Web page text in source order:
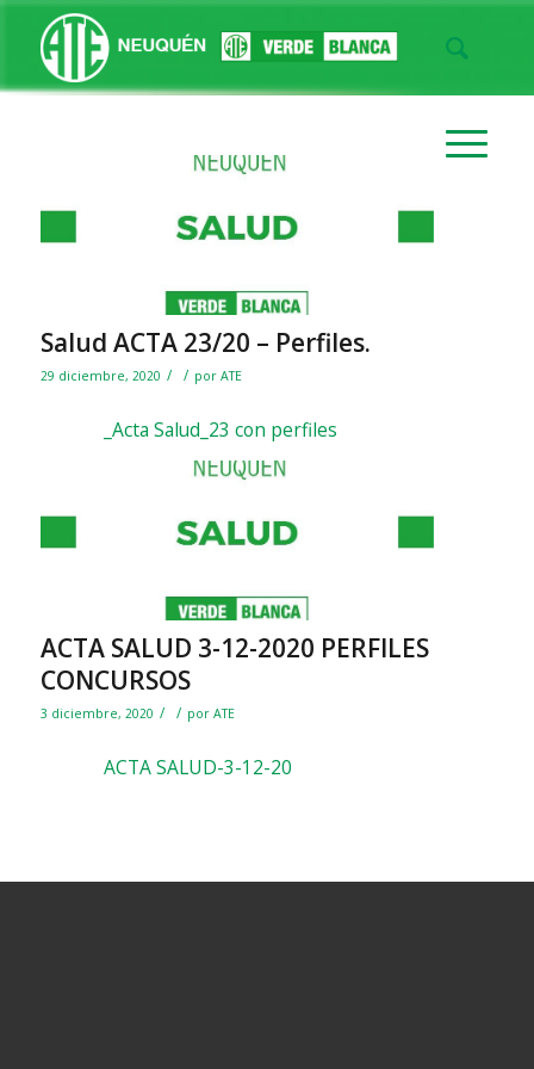
Salud ACTA 23/20 – Perfiles.
29 diciembre, 2020 / / por ATE
_Acta Salud_23 con perfiles
ACTA SALUD 3-12-2020 PERFILES
CONCURSOS
3 diciembre, 2020 / / por ATE
ACTA SALUD-3-12-20